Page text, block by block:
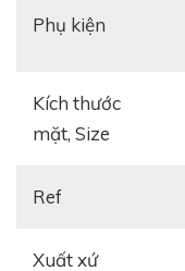
Phụ kiện
Kích thước
mặt, Size
Ref
Xuất xứ